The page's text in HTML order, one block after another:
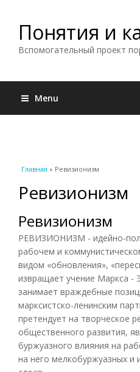
Понятия и
Вспомогательный проект
Menu
Вы здесь
Главная » Ревизионизм
Ревизионизм
Ревизионизм
РЕВИЗИОНИЗМ - идейно-
рабочем и
видом «обновления»,
извращает учение Маркса -
занимает враждебные
марксистско-ленинским
претендует на творческое
общественного развития,
буржуазного влияния на
на него мелкобуржуазных и